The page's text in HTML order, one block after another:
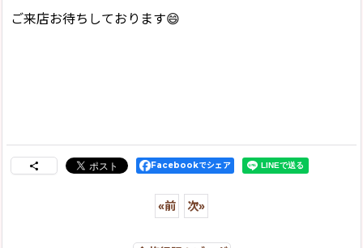
ご来店お待ちしております😄
Facebookでシェア
«前 次»